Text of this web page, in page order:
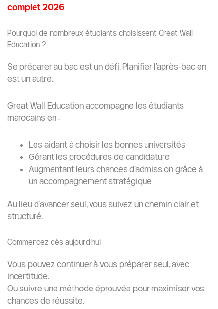
complet 2026
Pourquoi de nombreux étudiants choisissent Great Wall
Education ?
Se préparer au bac est un défi. Planifier l’après-bac en
est un autre.
Great Wall Education accompagne les étudiants
marocains en :
Les aidant à choisir les bonnes universités
Gérant les procédures de candidature
Augmentant leurs chances d’admission grâce à
un accompagnement stratégique
Au lieu d’avancer seul, vous suivez un chemin clair et
structuré.
Commencez dès aujourd’hui
Vous pouvez continuer à vous préparer seul, avec
incertitude.
Ou suivre une méthode éprouvée pour maximiser vos
chances de réussite.